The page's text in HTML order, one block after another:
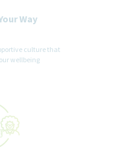
Way
culture that
wellbeing